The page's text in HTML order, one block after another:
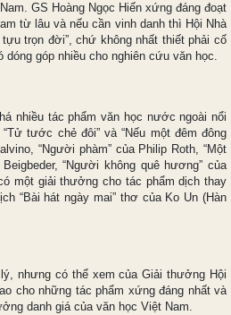
GS Hoàng Ngọc Hiến xứng đáng đoạt
từ lâu và nếu cần vinh danh thì Hội Nhà
trọn đời”, chứ không nhất thiết phải cố
dóng góp nhiều cho nghiên cứu văn học.
nhiều tác phẩm văn học nước ngoài nổi
tước chẻ đôi” và “Nếu một đêm đông
“Người phàm” của Philip Roth, “Một
“Người không quê hương” của
một giải thưởng cho tác phẩm dịch thay
“Bài hát ngày mai” thơ của Ko Un (Hàn
nhưng có thể xem của Giải thưởng Hội
cho những tác phẩm xứng đáng nhất và
danh giá của văn học Việt Nam.